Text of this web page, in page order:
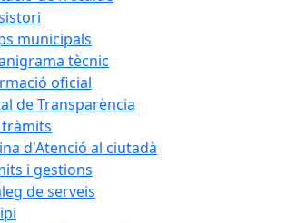
municipals
tècnic
oficial
de Transparència
tràmits
d'Atenció al ciutadà
i gestions
de serveis